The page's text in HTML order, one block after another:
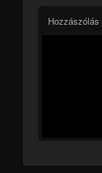
Hozzászólás